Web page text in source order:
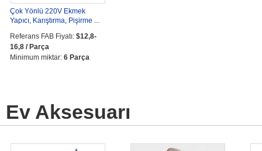
Çok Yönlü 220V Ekmek
Yapıcı, Karıştırma, Pişirme ...
Referans FAB Fiyatı: $12,8-
16,8 / Parça
Minimum miktar: 6 Parça
Ev Aksesuarı